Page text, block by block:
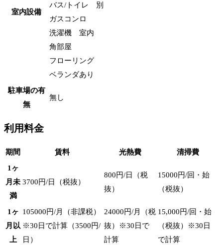
室内設備
バス/トイレ 別
ガスコンロ
洗濯機 室内
角部屋
フローリング
ベランダあり
駐車場の有
無
無し
利用料金
期間 賃料 光熱費
清掃費
1ヶ
月未
満
3700円/日（税抜）
800円/日（税
抜）
15000円/回・始
（税抜）
1ヶ
月以
上
105000円/月（非課税）
※30日で計算（3500円/
日）
24000円/月（税
抜）※30日で
計算
15,000円/回・始
（税抜）※30日
で計算